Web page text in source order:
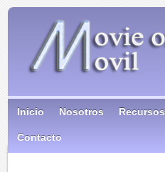
Inicio Nosotros Recursos
Contacto